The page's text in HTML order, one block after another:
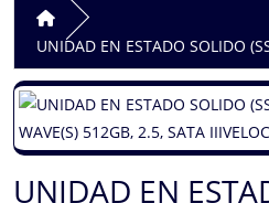
UNIDAD EN ESTADO SOLIDO
UNIDAD EN